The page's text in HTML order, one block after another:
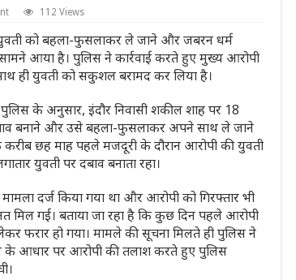
112 Views
को बहला-फुसलाकर ले जाने और जबरन धर्म
आया है। पुलिस ने कार्रवाई करते हुए मुख्य आरोपी
ही युवती को सकुशल बरामद कर लिया है।
के अनुसार, इंदौर निवासी शकील शाह पर 18
बनाने और उसे बहला-फुसलाकर अपने साथ ले जाने
करीब छह माह पहले मजदूरी के दौरान आरोपी की युवती
युवती पर दबाव बनाता रहा।
दर्ज किया गया था और आरोपी को गिरफ्तार भी
मिल गई। बताया जा रहा है कि कुछ दिन पहले आरोपी
फरार हो गया। मामले की सूचना मिलते ही पुलिस ने
के आधार पर आरोपी की तलाश करते हुए पुलिस